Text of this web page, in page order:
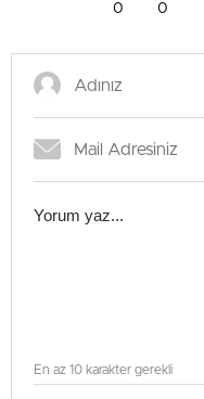
0 0
En az 10 karakter gerekli